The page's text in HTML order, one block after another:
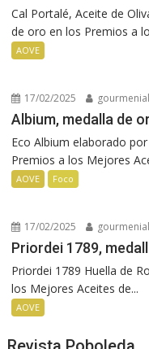
Cal Portalé, Aceite de
de oro en los Premios a
AOVE
17/02/2025
Albium, medalla de
Eco Albium elaborado
Premios a los Mejores
AOVE Foco
17/02/2025
Priordei 1789,
Priordei 1789 Huella de
los Mejores Aceites de...
AOVE